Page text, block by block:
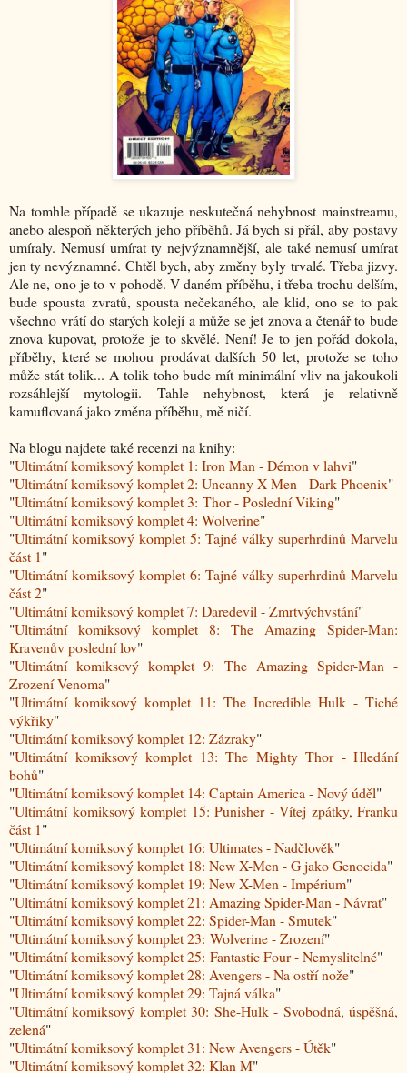
Na tomhle případě se ukazuje neskutečná nehybnost mainstreamu,
anebo alespoň některých jeho příběhů. Já bych si přál, aby postavy
umíraly. Nemusí umírat ty nejvýznamnější, ale také nemusí umírat
jen ty nevýznamné. Chtěl bych, aby změny byly trvalé. Třeba jizvy.
Ale ne, ono je to v pohodě. V daném příběhu, i třeba trochu delším,
bude spousta zvratů, spousta nečekaného, ale klid, ono se to pak
všechno vrátí do starých kolejí a může se jet znova a čtenář to bude
znova kupovat, protože je to skvělé. Není! Je to jen pořád dokola,
příběhy, které se mohou prodávat dalších 50 let, protože se toho
může stát tolik... A tolik toho bude mít minimální vliv na jakoukoli
rozsáhlejší mytologii. Tahle nehybnost, která je relativně
kamuflovaná jako změna příběhu, mě ničí.
Na blogu najdete také recenzi na knihy:
"Ultimátní komiksový komplet 1: Iron Man - Démon v lahvi"
"Ultimátní komiksový komplet 2: Uncanny X-Men - Dark Phoenix"
"Ultimátní komiksový komplet 3: Thor - Poslední Viking"
"Ultimátní komiksový komplet 4: Wolverine"
"Ultimátní komiksový komplet 5: Tajné války superhrdinů Marvelu
část 1"
"Ultimátní komiksový komplet 6: Tajné války superhrdinů Marvelu
část 2"
"Ultimátní komiksový komplet 7: Daredevil - Zmrtvýchvstání"
"Ultimátní komiksový komplet 8: The Amazing Spider-Man:
Kravenův poslední lov"
"Ultimátní komiksový komplet 9: The Amazing Spider-Man -
Zrození Venoma"
"Ultimátní komiksový komplet 11: The Incredible Hulk - Tiché
výkřiky"
"Ultimátní komiksový komplet 12: Zázraky"
"Ultimátní komiksový komplet 13: The Mighty Thor - Hledání
bohů"
"Ultimátní komiksový komplet 14: Captain America - Nový úděl"
"Ultimátní komiksový komplet 15: Punisher - Vítej zpátky, Franku
část 1"
"Ultimátní komiksový komplet 16: Ultimates - Nadčlověk"
"Ultimátní komiksový komplet 18: New X-Men - G jako Genocida"
"Ultimátní komiksový komplet 19: New X-Men - Impérium"
"Ultimátní komiksový komplet 21: Amazing Spider-Man - Návrat"
"Ultimátní komiksový komplet 22: Spider-Man - Smutek"
"Ultimátní komiksový komplet 23: Wolverine - Zrození"
"Ultimátní komiksový komplet 25: Fantastic Four - Nemyslitelné"
"Ultimátní komiksový komplet 28: Avengers - Na ostří nože"
"Ultimátní komiksový komplet 29: Tajná válka"
"Ultimátní komiksový komplet 30: She-Hulk - Svobodná, úspěšná,
zelená"
"Ultimátní komiksový komplet 31: New Avengers - Útěk"
"Ultimátní komiksový komplet 32: Klan M"